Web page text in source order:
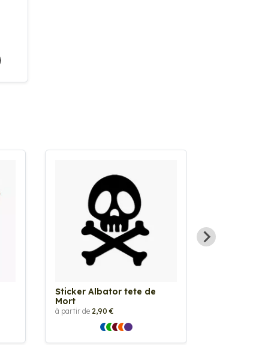
Sticker Albator tete de
Mort
à partir de 2,90 €